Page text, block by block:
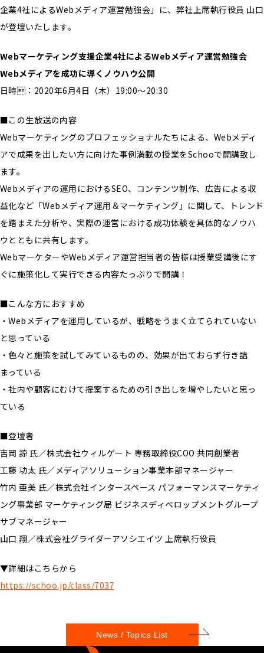
企業4社によるWebメディア運営勉強会」に、弊社上席執行役員 山口
が登壇いたします。
Webマーケティング支援企業4社によるWebメディア運営勉強会
Webメディアを成功に導くノウハウ公開
日時：2020年6月4日（木）19:00〜20:30
■この生放送の内容
Webマーケティングのプロフェッショナルたちによる、Webメディ
アで成果を出したい方に向けた事例満載の授業をSchooで開講致し
ます。
Webメディアの運用におけるSEO、コンテンツ制作、広告による収
益化など「Webメディア運用＆マーケティング」に関して、トレンド
を踏まえた分析や、実際の運営における成功体験を具体的なノウハ
ウとともに共有します。
WebマーケターやWebメディア運営担当者の皆様は授業受講後にす
ぐに施策化して実行できる内容たっぷりで開講！
■こんな方におすすめ
・Webメディアを運用しているが、戦略をうまく立てられていない
と思っている
・色々と施策を試してみているものの、効果が出ておらず行き詰
まっている
・社内や顧客にむけて提案するための引き出しを増やしたいと思っ
ている
■登壇者
吉岡 諒 氏／株式会社ウィルゲート 専務取締役COO 共同創業者
工藤 功太 氏／メディアソリューション事業本部マネージャー
竹内 亜美 氏／株式会社インタースペース パフォーマンスマーケティ
ング事業部 マーケティング局 ビジネスディベロップメントグループ
サブマネージャー
山口 翔／株式会社グライダーアソシエイツ 上席執行役員
▼詳細はこちらから
https://schoo.jp/class/7037
News / Topics List